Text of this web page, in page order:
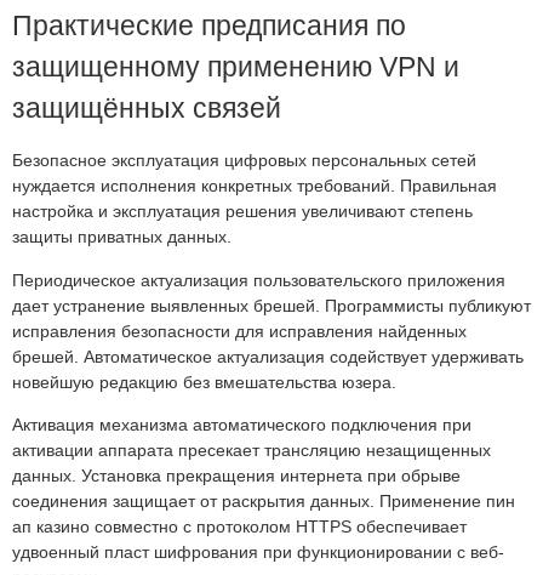
Практические предписания по
защищенному применению VPN и
защищённых связей
Безопасное эксплуатация цифровых персональных сетей
нуждается исполнения конкретных требований. Правильная
настройка и эксплуатация решения увеличивают степень
защиты приватных данных.
Периодическое актуализация пользовательского приложения
дает устранение выявленных брешей. Программисты публикуют
исправления безопасности для исправления найденных
брешей. Автоматическое актуализация содействует удерживать
новейшую редакцию без вмешательства юзера.
Активация механизма автоматического подключения при
активации аппарата пресекает трансляцию незащищенных
данных. Установка прекращения интернета при обрыве
соединения защищает от раскрытия данных. Применение пин
ап казино совместно с протоколом HTTPS обеспечивает
удвоенный пласт шифрования при функционировании с веб-